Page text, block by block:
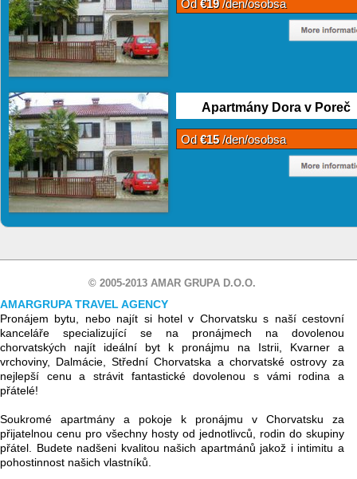
Od €19/den/osobsa
Apartmány Dora v Poreč
Od€15/den/osobsa
© 2005-2013 AMAR GRUPA D.O.O.
AMARGRUPA TRAVEL AGENCY
Pronájem bytu, nebo najít si hotel v Chorvatsku s naší cestovní
kanceláře specializující se na pronájmech na dovolenou
chorvatských najít ideální byt k pronájmu na Istrii, Kvarner a
vrchoviny, Dalmácie, Střední Chorvatska a chorvatské ostrovy za
nejlepší cenu a strávit fantastické dovolenou s vámi rodina a
přátelé!
Soukromé apartmány a pokoje k pronájmu v Chorvatsku za
přijatelnou cenu pro všechny hosty od jednotlivců, rodin do skupiny
přátel. Budete nadšeni kvalitou našich apartmánů jakož i intimitu a
pohostinnost našich vlastníků.